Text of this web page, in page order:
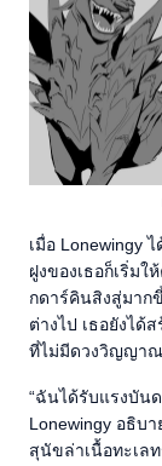
เมื่อ Lonewingy
ฝูงของเธอก็เริ่ม
กดาร์คินสิงสู่มาก
ต่างไป เธอยังได้
ที่ไม่มีดวงวิญญาณ
“ฉันได้รับแรงบัน
Lonewingy อธิบ
สุนัขล่าเนื้อทะเล